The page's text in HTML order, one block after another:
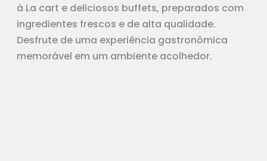
à La cart e deliciosos buffets, preparados com
ingredientes frescos e de alta qualidade.
Desfrute de uma experiência gastronômica
memorável em um ambiente acolhedor.